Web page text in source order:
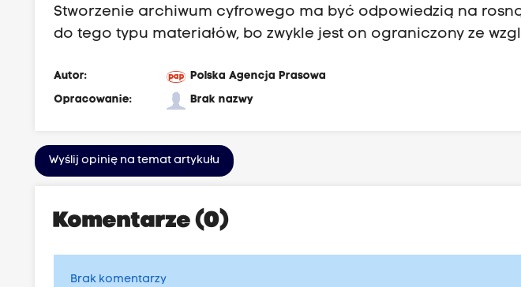
Stworzenie archiwum cyfrowego ma być odpowiedzią na
do tego typu materiałów, bo zwykle jest on ograniczony ze
Autor:
Polska Agencja Prasowa
Opracowanie:
Brak nazwy
Wyślij opinię na temat artykułu
Komentarze (0)
Brak komentarzy